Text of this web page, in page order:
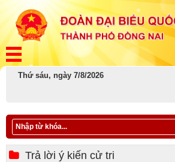
Thứ sáu, ngày 7/8/2026
Trả lời ý kiến cử tri